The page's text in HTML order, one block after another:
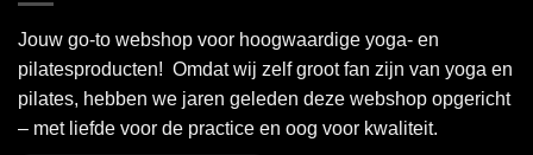
variaties.
Deze
optie
gekozen
worden
Deze
gekozen
worden
Jouw go-to webshop voor hoogwaardige yoga- en
pilatesproducten! Omdat wij zelf groot fan zijn van yoga en
pilates, hebben we jaren geleden deze webshop opgericht
– met liefde voor de practice en oog voor kwaliteit.